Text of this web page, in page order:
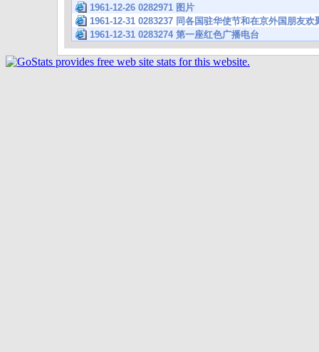
1961-12-26 0282971 图片
1961-12-31 0283237 同各国驻华使节和在京外国朋友
1961-12-31 0283274 第一座红色广播电台